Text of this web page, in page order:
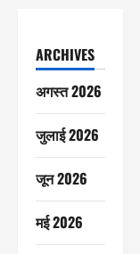
ARCHIVES
अगस्त 2026
जुलाई 2026
जून 2026
मई 2026